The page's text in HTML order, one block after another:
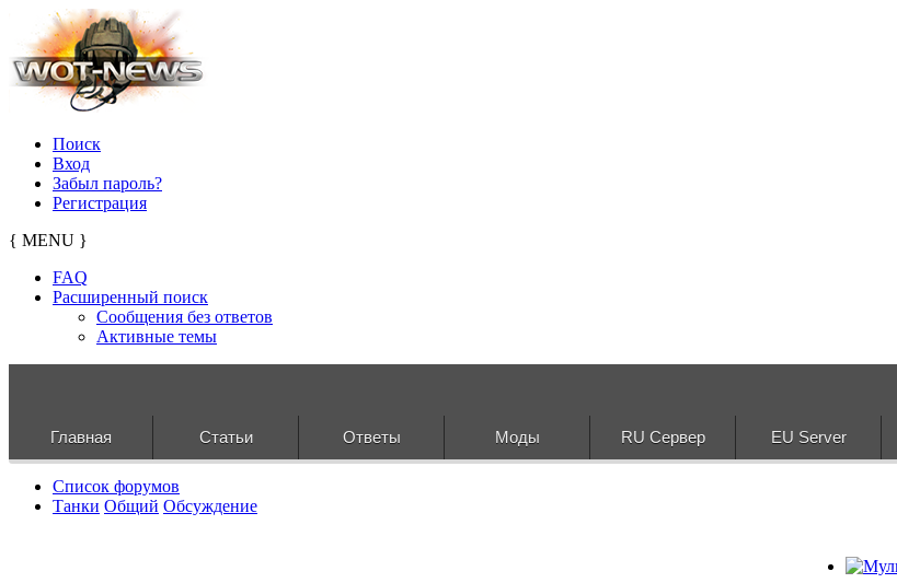
Поиск
Вход
Забыл пароль?
Регистрация
{ MENU }
FAQ
Расширенный поиск
Сообщения без ответов
Активные темы
Главная Статьи Ответы Моды RU Сервер EU Server
Список форумов
Танки Общий Обсуждение